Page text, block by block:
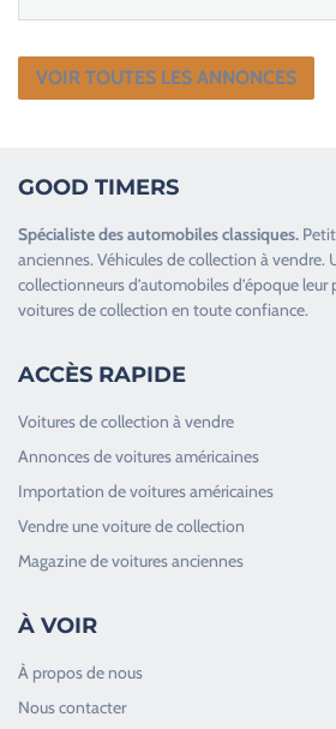
VOIR TOUTES LES ANNONCES
GOOD TIMERS
Spécialiste desautomobiles classiques.
anciennes.Véhicules de collection à vendre.
collectionneurs d’automobiles d’époque leur
voitures de collection en toute confiance.
ACCÈS RAPIDE
Voitures de collection à vendre
Annonces de voitures américaines
Importation de voitures américaines
Vendre une voiture de collection
Magazine de voitures anciennes
À VOIR
À propos de nous
Nous contacter